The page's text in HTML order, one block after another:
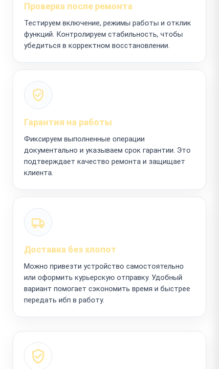
Проверка после ремонта
Тестируем включение, режимы работы и отклик
функций. Контролируем стабильность, чтобы
убедиться в корректном восстановлении.
Гарантия на работы
Фиксируем выполненные операции
документально и указываем срок гарантии. Это
подтверждает качество ремонта и защищает
клиента.
Доставка без хлопот
Можно привезти устройство самостоятельно
или оформить курьерскую отправку. Удобный
вариант помогает сэкономить время и быстрее
передать ибп в работу.